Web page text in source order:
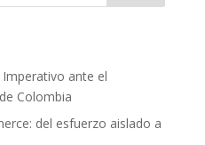
ante el
Colombia
del esfuerzo aislado a